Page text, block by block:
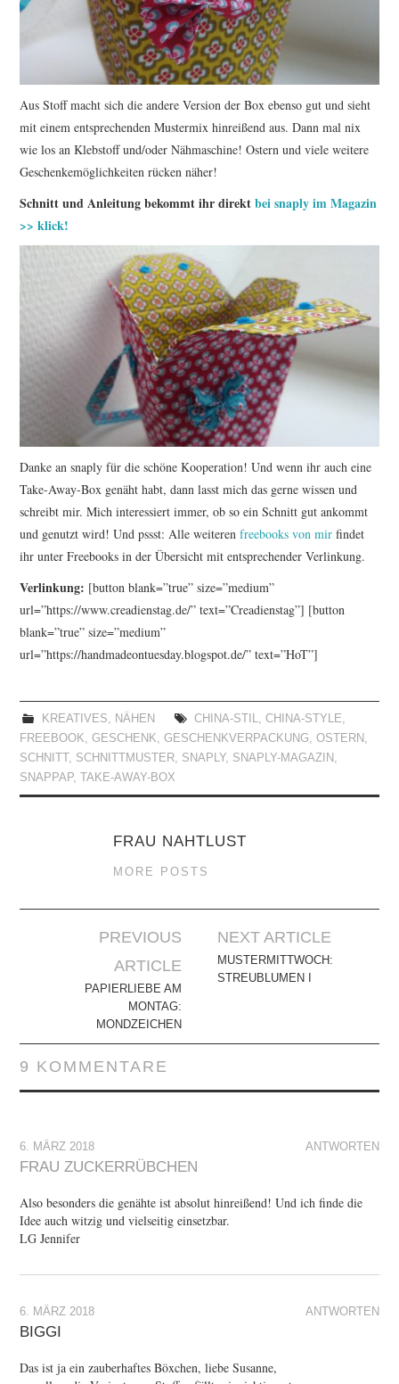
Aus Stoff macht sich die andere Version der Box ebenso gut und sieht
mit einem entsprechenden Mustermix hinreißend aus. Dann mal nix
wie los an Klebstoff und/oder Nähmaschine! Ostern und viele weitere
Geschenkemöglichkeiten rücken näher!
Schnitt und Anleitung bekommt ihr direktbei snaply im Magazin
>> klick!
Danke an snaply für die schöne Kooperation! Und wenn ihr auch eine
Take-Away-Box genäht habt, dann lasst mich das gerne wissen und
schreibt mir. Mich interessiert immer, ob so ein Schnitt gut ankommt
und genutzt wird! Und pssst: Alle weiterenfreebooks von mir findet
ihr unter Freebooks in der Übersicht mit entsprechender Verlinkung.
Verlinkung: [button blank=”true” size=”medium”
url=”https://www.creadienstag.de/” text=”Creadienstag”] [button
blank=”true” size=”medium”
url=”https://handmadeontuesday.blogspot.de/” text=”HoT”]
KREATIVES, NÄHEN CHINA-STIL, CHINA-STYLE,
FREEBOOK,GESCHENK,GESCHENKVERPACKUNG,OSTERN ,
SCHNITT , SCHNITTMUSTER, SNAPLY, SNAPLY-MAGAZIN ,
SNAPPAP, TAKE-AWAY-BOX
FRAU NAHTLUST
MORE POSTS
Navigation
PREVIOUS
ARTICLE
PAPIERLIEBE AM
MONTAG:
MONDZEICHEN
NEXT ARTICLE
MUSTERMITTWOCH:
STREUBLUMEN I
9 KOMMENTARE
ANTWORTEN
6. MÄRZ 2018
FRAU ZUCKERRÜBCHEN
Also besonders die genähte ist absolut hinreißend! Und ich finde die
Idee auch witzig und vielseitig einsetzbar.
LG Jennifer
ANTWORTEN
6. MÄRZ 2018
BIGGI
Das ist ja ein zauberhaftes Böxchen, liebe Susanne,